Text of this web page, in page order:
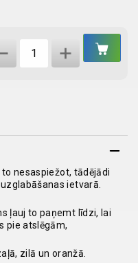
nesaspiežot, tādējādi
ietvarā.
ļauj to paņemt līdzi, lai
pie atslēgām,
zilā un oranžā.